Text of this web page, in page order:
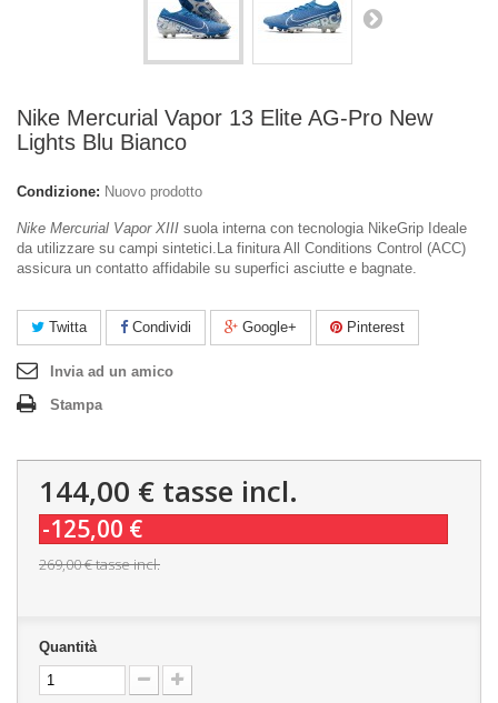
Nike Mercurial Vapor 13 Elite AG-Pro New
Lights Blu Bianco
Condizione: Nuovo prodotto
Nike Mercurial Vapor XIII suola interna con tecnologia NikeGrip Ideale
da utilizzare su campi sintetici.La finitura All Conditions Control (ACC)
assicura un contatto affidabile su superfici asciutte e bagnate.
Twitta Condividi Google+ Pinterest
Invia ad un amico
Stampa
144,00 € tasse incl.
-125,00 €
269,00 €tasse incl.
Quantità